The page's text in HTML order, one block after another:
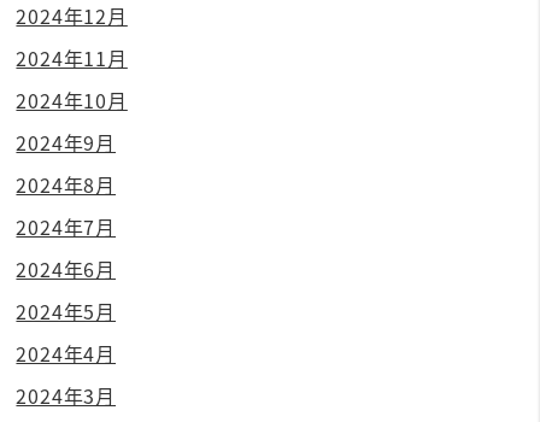
2024年12月
2024年11月
2024年10月
2024年9月
2024年8月
2024年7月
2024年6月
2024年5月
2024年4月
2024年3月